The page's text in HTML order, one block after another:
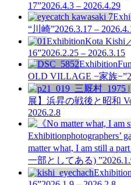
17”2026.4.3 – 2026.4.29
“川崎”2026.3.17 –
ExhibitionKota Kishi
16”2026.2.25 – 2026.3.15
Exhibition
OLD VILLAGE −家族−”
展】浜昇の戦後と昭和
2026.2.8
Exhibitionphotographers’
matter what, I am still a
一部としてある) ”
Exhibition